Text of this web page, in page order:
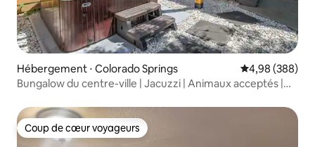
Hébergement ⋅ Colorado Springs Évaluation
4,98 (388)
Bungalow du centre-ville | Jacuzzi | Animaux acceptés |
Coup de cœur voyageurs
Coup de cœur voyageurs